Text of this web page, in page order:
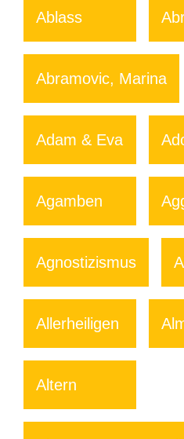
Ablass
Abramovic, Marina
Adam & Eva
Agamben
Agnostizismus
Allerheiligen
Altern